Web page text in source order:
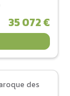
35 072 €